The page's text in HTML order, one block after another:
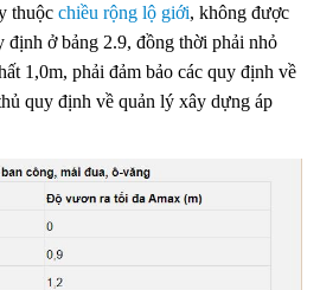
thuộc chiều rộng lộ giới, không được
ở bảng 2.9, đồng thời phải nhỏ
1,0m, phải đảm bảo các quy định về
quy định về quản lý xây dựng áp